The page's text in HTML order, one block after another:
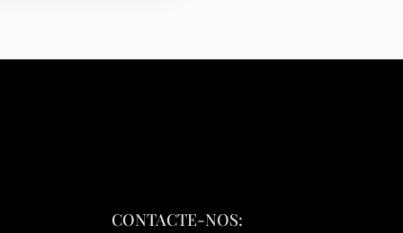
CONTACTE-NOS: